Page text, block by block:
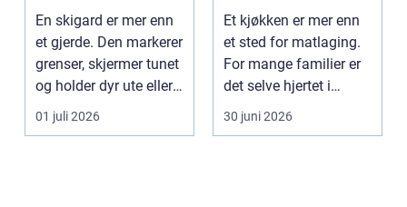
kulturlandskap
En skigard er mer enn
et gjerde. Den markerer
grenser, skjermer tunet
og holder dyr ute eller
inne, ...
01 juli 2026
Et kjøkken er mer enn
et sted for matlaging.
For mange familier er
det selve hjertet i
boligen, romm...
30 juni 2026